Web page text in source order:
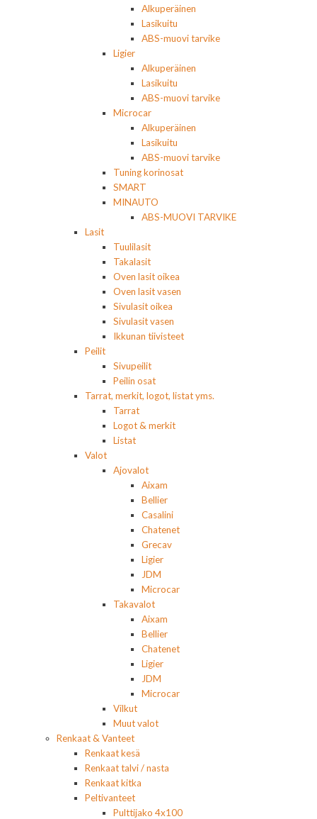
Alkuperäinen
Lasikuitu
ABS-muovi tarvike
Ligier
Alkuperäinen
Lasikuitu
ABS-muovi tarvike
Microcar
Alkuperäinen
Lasikuitu
ABS-muovi tarvike
Tuning korinosat
SMART
MINAUTO
ABS-MUOVI TARVIKE
Lasit
Tuulilasit
Takalasit
Oven lasit oikea
Oven lasit vasen
Sivulasit oikea
Sivulasit vasen
Ikkunan tiivisteet
Peilit
Sivupeilit
Peilin osat
Tarrat, merkit, logot, listat yms.
Tarrat
Logot & merkit
Listat
Valot
Ajovalot
Aixam
Bellier
Casalini
Chatenet
Grecav
Ligier
JDM
Microcar
Takavalot
Aixam
Bellier
Chatenet
Ligier
JDM
Microcar
Vilkut
Muut valot
Renkaat & Vanteet
Renkaat kesä
Renkaat talvi / nasta
Renkaat kitka
Peltivanteet
Pulttijako 4x100